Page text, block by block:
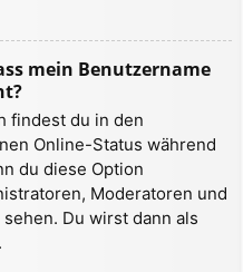
mein Benutzername
findest du in den
Online-Status während
du diese Option
Moderatoren und
Du wirst dann als